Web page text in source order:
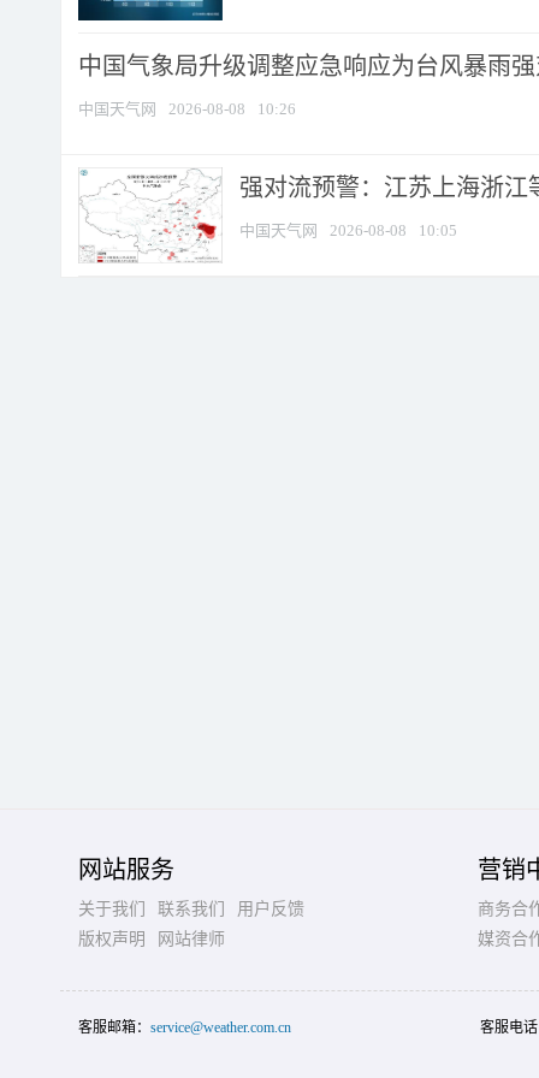
中国气象局升级调整应急响应为台风暴雨
中国天气网 2026-08-08 10:26
强对流预警：江苏上海浙江
中国天气网 2026-08-08 10:05
网站服务
关于我们 联系我们
用户反馈
版权声明
网站律师
营销
商务合
媒资合
客服邮箱： service@weather.com.cn 客服电